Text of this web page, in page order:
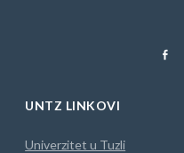
UNTZ LINKOVI
Univerzitet u Tuzli